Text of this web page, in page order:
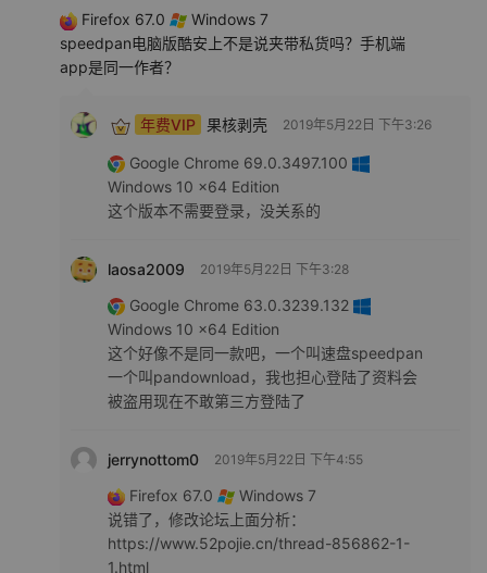
Firefox 67.0
Windows 7
speedpan电脑版酷安上不是说夹带私货吗？手机端
app是同一作者？
年费VIP 果核剥壳 2019年5月22日 下午3:26
Google Chrome 69.0.3497.100
Windows 10 x64 Edition
这个版本不需要登录，没关系的
laosa2009 2019年5月22日 下午3:28
Google Chrome 63.0.3239.132
Windows 10 x64 Edition
这个好像不是同一款吧，一个叫速盘speedpan
一个叫pandownload，我也担心登陆了资料会
被盗用现在不敢第三方登陆了
jerrynottom0 2019年5月22日 下午4:55
Firefox 67.0
Windows 7
说错了，修改论坛上面分析：
https://www.52pojie.cn/thread-856862-1-
1.html